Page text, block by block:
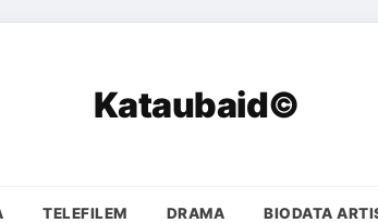
Kataubaid©
TELEFILEM DRAMA BIODATA